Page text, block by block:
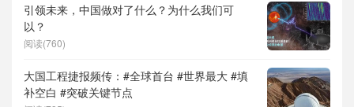
引领未来，中国做对了什么？为什么我们可
以？
阅读(760)
大国工程捷报频传：#全球首台 #世界最大 #填
补空白 #突破关键节点